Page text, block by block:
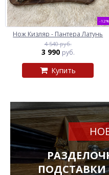
-12%
Нож Кизляр - Пантера Латунь
4 540 руб.
3 990 руб.
Купить